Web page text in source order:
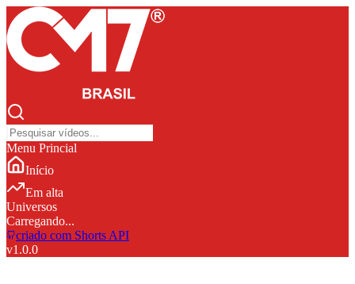
Menu Princial
Início
Em alta
Universos
Carregando...
criado com Shorts API
v1.0.0